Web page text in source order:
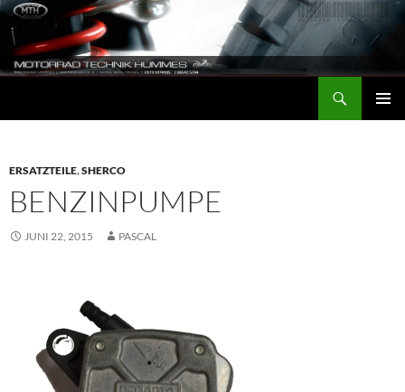
Zum
Inhalt
springen
ERSATZTEILE,SHERCO
BENZINPUMPE
JUNI 22, 2015 PASCAL